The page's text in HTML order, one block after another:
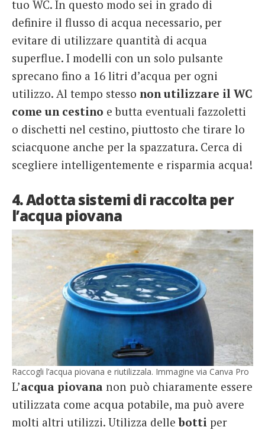
tuo WC. In questo modo sei in grado di
definire il flusso di acqua necessario, per
evitare di utilizzare quantità di acqua
superflue. I modelli con un solo pulsante
sprecano fino a 16 litri d’acqua per ogni
utilizzo. Al tempo stesso non utilizzare il WC
come un cestino e butta eventuali fazzoletti
o dischetti nel cestino, piuttosto che tirare lo
sciacquone anche per la spazzatura. Cerca di
scegliere intelligentemente e risparmia acqua!
4. Adotta sistemi di raccolta per
l’acqua piovana
Raccogli l’acqua piovana e riutilizzala. Immagine via Canva Pro
L’acqua piovana non può chiaramente essere
utilizzata come acqua potabile, ma può avere
molti altri utilizzi. Utilizza dellebotti per